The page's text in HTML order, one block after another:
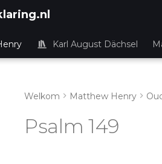
Karl August Dächsel
Welkom Matthew Henry
Psalm 149